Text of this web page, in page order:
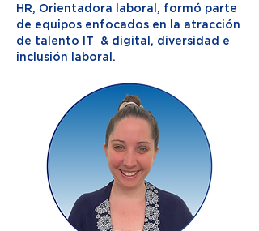
HR, Orientadora laboral, formó parte
de equipos enfocados en la atracción
de talento IT & digital, diversidad e
inclusión laboral.